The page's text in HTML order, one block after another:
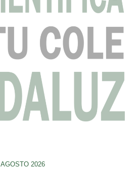
AGOSTO 2026